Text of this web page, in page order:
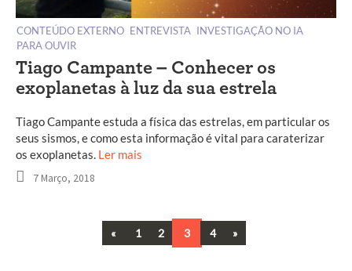
CONTEÚDO EXTERNO ENTREVISTA INVESTIGAÇÃO NO IA
PARA OUVIR
Tiago Campante – Conhecer os
exoplanetas à luz da sua estrela
Tiago Campante estuda a física das estrelas, em particular os
seus sismos, e como esta informação é vital para caraterizar
os exoplanetas. Ler mais
7 Março, 2018
« Previous
1 2 3 4 Next
»